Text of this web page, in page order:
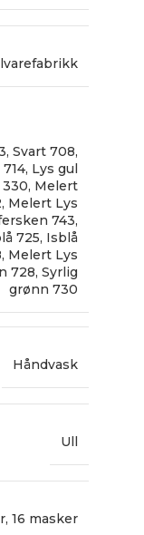
, Svart 708,
, Lys gul
, Melert
, Melert Lys
743,
725, Isblå
, Melert Lys
728, Syrlig
grønn 730
Håndvask
Ull
, 16 masker